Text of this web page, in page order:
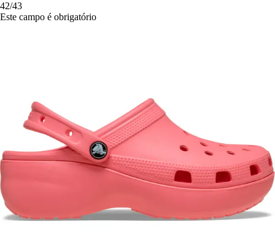
42/43
Este campo é obrigatório